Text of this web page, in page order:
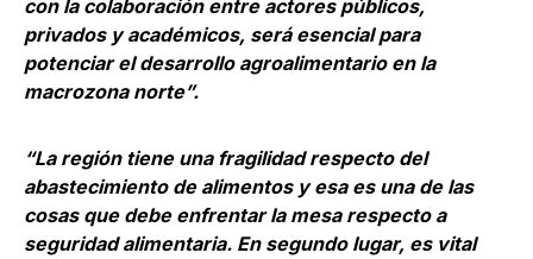
con la colaboración entre actores públicos,
privados y académicos, será esencial para
potenciar el desarrollo agroalimentario en la
macrozona norte”.
“La región tiene una fragilidad respecto del
abastecimiento de alimentos y esa es una de las
cosas que debe enfrentar la mesa respecto a
seguridad alimentaria. En segundo lugar, es vital